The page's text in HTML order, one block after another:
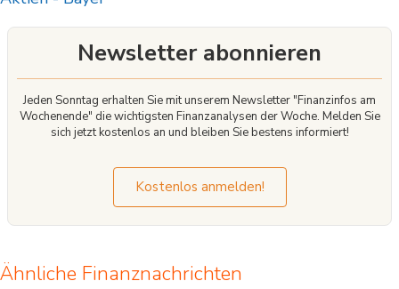
für kurzfristige Anlagezeiträume geeignet sind. Wir empfehlen Interessenten und
potenziellen Anlegern, den Basisprospekt und die Endgültigen Bedingungen zu
lesen, bevor sie eine Anlageentscheidung treffen, um sich möglichst umfassend
über die potenziellen Risiken und Chancen des Wertpapiers zu informieren,
insbesondere, um die potenziellen Risiken und Chancen der Entscheidung, in
die Wertpapiere zu investieren, vollends zu verstehen. Die Billigung des
Basisprospekts durch die Bundesanstalt für Finanzdienstleistungsaufsicht ist
nicht als ihre Befürwortung der angebotenen Wertpapiere zu verstehen.
Newsletter abonnieren
Jeden Sonntag erhalten Sie mit unserem Newsletter "Finanzinfos am
Wochenende" die wichtigsten Finanzanalysen der Woche. Melden Sie
sich jetzt kostenlos an und bleiben Sie bestens informiert!
Kostenlos anmelden!
Ähnliche Finanznachrichten